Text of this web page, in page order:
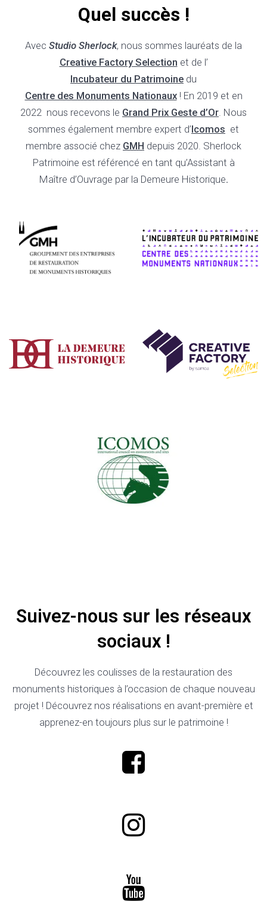
Quel succès !
Avec Studio Sherlock, nous sommes lauréats de la
Creative Factory Selection et de l’
Incubateur du Patrimoine du
Centre des Monuments Nationaux! En 2019 et en
2022 nous recevons le Grand Prix Geste d’Or . Nous
sommes également membre expert d’Icomos et
membre associé chez GMH depuis 2020. Sherlock
Patrimoine est référencé en tant qu’Assistant à
Maître d’Ouvrage par la Demeure Historique.
Suivez-nous sur les réseaux
sociaux !
Découvrez les coulisses de la restauration des
monuments historiques à l’occasion de chaque nouveau
projet ! Découvrez nos réalisations en avant-première et
apprenez-en toujours plus sur le patrimoine !